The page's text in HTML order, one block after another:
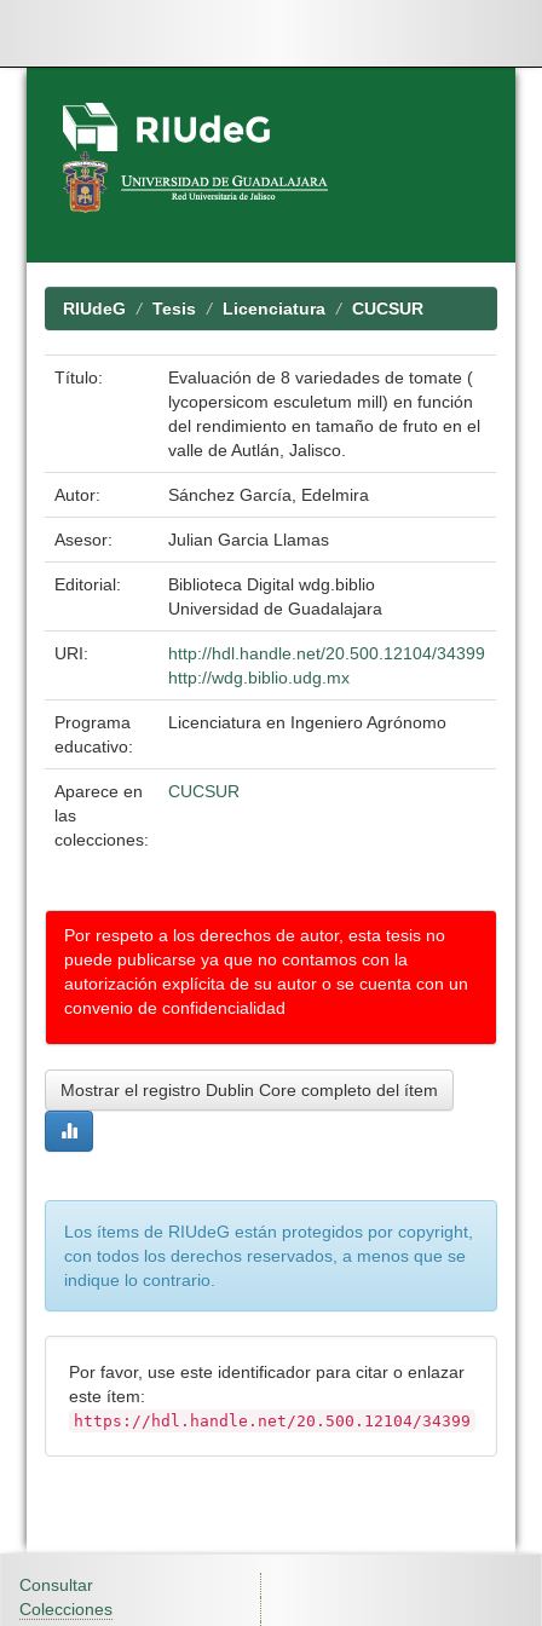
Skip
navigation
RIUdeG Tesis Licenciatura CUCSUR
Título:
Evaluación de 8 variedades de tomate (
lycopersicom esculetum mill) en función
del rendimiento en tamaño de fruto en el
valle de Autlán, Jalisco.
Autor: Sánchez García, Edelmira
Asesor: Julian Garcia Llamas
Editorial:
Biblioteca Digital wdg.biblio
Universidad de Guadalajara
URI:
http://hdl.handle.net/20.500.12104/34399
http://wdg.biblio.udg.mx
Programa
educativo:
Licenciatura en Ingeniero Agrónomo
Aparece en
las
colecciones:
CUCSUR
Por respeto a los derechos de autor, esta tesis no
puede publicarse ya que no contamos con la
autorización explícita de su autor o se cuenta con un
convenio de confidencialidad
Mostrar el registro Dublin Core completo del ítem
Los ítems de RIUdeG están protegidos por copyright,
con todos los derechos reservados, a menos que se
indique lo contrario.
Por favor, use este identificador para citar o enlazar
este ítem:
https://hdl.handle.net/20.500.12104/34399
Consultar
Colecciones